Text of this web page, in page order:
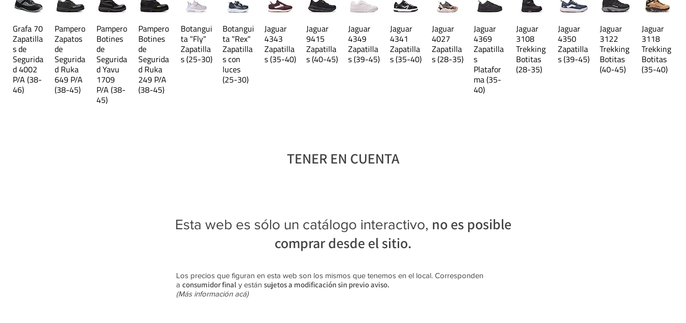
Grafa 70
Zapatilla
s de
Segurida
d 4002
P/A (38-
46)
Pampero
Zapatos
de
Segurida
d Ruka
649 P/A
(38-45)
Pampero
Botines
de
Segurida
d Yavu
1709
P/A (38-
45)
Pampero
Botines
de
Segurida
d Ruka
249 P/A
(38-45)
Botangui
ta "Fly"
Zapatilla
s (25-30)
Botangui
ta "Rex"
Zapatilla
s con
luces
(25-30)
Jaguar
4343
Zapatilla
s (35-40)
Jaguar
9415
Zapatilla
s (40-45)
Jaguar
4349
Zapatilla
s (39-45)
Jaguar
4341
Zapatilla
s (35-40)
Jaguar
4027
Zapatilla
s (28-35)
Jaguar
4369
Zapatilla
s
Platafor
ma (35-
40)
Jaguar
3108
Trekking
Botitas
(28-35)
Jaguar
4350
Zapatilla
s (39-45)
Jaguar
3122
Trekking
Botitas
(40-45)
Jaguar
3118
Trekking
Botitas
(35-40)
TENER EN CUENTA
Esta web es sólo un catálogo interactivo, no es posible
comprar desde el sitio.
Los precios que figuran en esta web son los mismos que tenemos en el local. Corresponden
a consumidor finaly están sujetos a modificación sin previo aviso​.
(Más información acá)